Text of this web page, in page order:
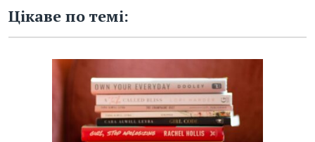
Цікаве по темі: